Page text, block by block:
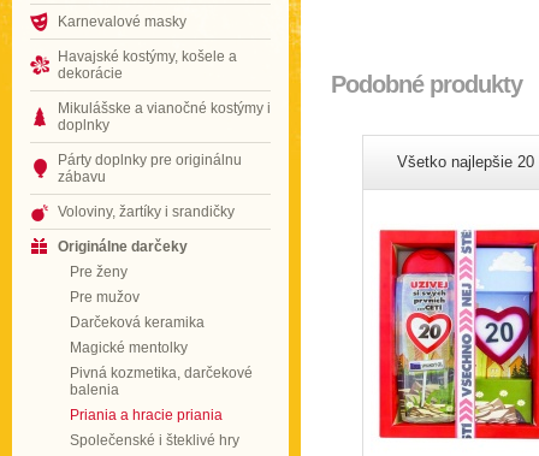
Karnevalové masky
Havajské kostýmy, košele a
dekorácie
Mikulášske a vianočné kostýmy i
doplnky
Párty doplnky pre originálnu
zábavu
Voloviny, žartíky i srandičky
Originálne darčeky
Pre ženy
Pre mužov
Darčeková keramika
Magické mentolky
Pivná kozmetika, darčekové
balenia
Priania a hracie priania
Společenské i šteklivé hry
Podobné produkty
Všetko najlepšie 20